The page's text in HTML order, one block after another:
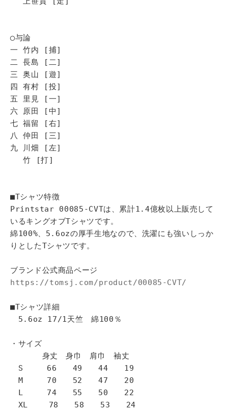
◯与論
一 竹内 [捕]
二 長島 [二]
三 奥山 [遊]
四 有村 [投]
五 里見 [一]
六 原田 [中]
七 福留 [右]
八 仲田 [三]
九 川畑 [左]
竹 [打]
■Tシャツ特徴
Printstar 00085-CVTは、累計1.4億枚以上販売して
いるキングオブTシャツです。
綿100%、5.6ozの厚手生地なので、洗濯にも強いしっか
りとしたTシャツです。
ブランド公式商品ページ
https://tomsj.com/product/00085-CVT/
■Tシャツ詳細
5.6oz 17/1天竺 綿100％
・サイズ
身丈 身巾 肩巾 袖丈
S 66 49 44 19
M 70 52 47 20
L 74 55 50 22
XL 78 58 53 24